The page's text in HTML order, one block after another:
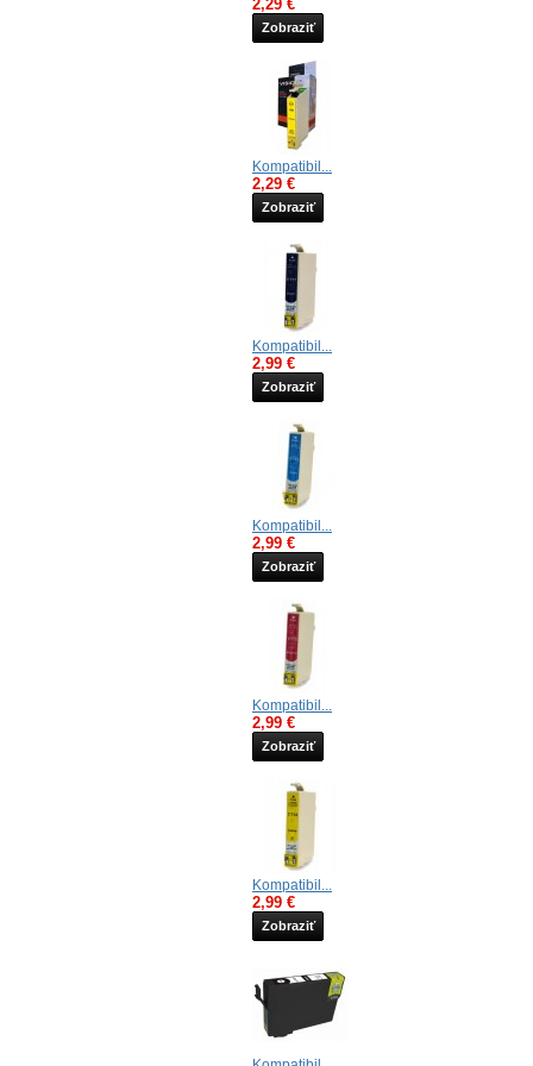
2,29 €
Zobraziť
Kompatibil...
2,29 €
Zobraziť
Kompatibil...
2,99 €
Zobraziť
Kompatibil...
2,99 €
Zobraziť
Kompatibil...
2,99 €
Zobraziť
Kompatibil...
2,99 €
Zobraziť